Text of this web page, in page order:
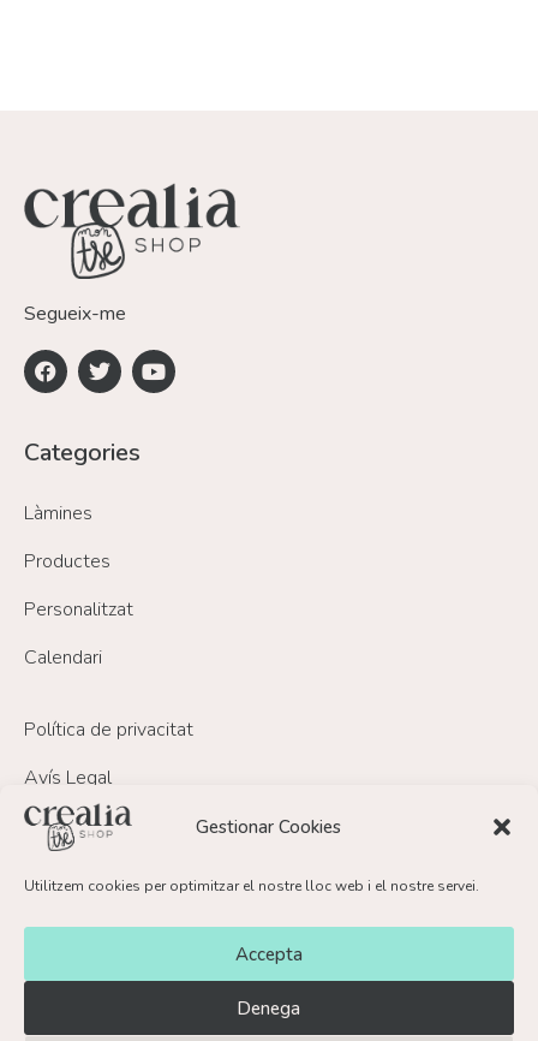
Gestionar Cookies
Utilitzem cookies per optimitzar el nostre lloc web i el nostre servei.
Accepta
Denega
Segueix-me
Categories
Làmines
Productes
Personalitzat
Calendari
Política de privacitat
Avís Legal
Política de Cookies
Política de devolucions i reemborsament